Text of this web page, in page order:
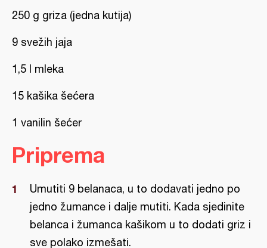
250 g griza (jedna kutija)
9 svežih jaja
1,5 l mleka
15 kašika šećera
1 vanilin šećer
Priprema
Umutiti 9 belanaca, u to dodavati jedno po
jedno žumance i dalje mutiti. Kada sjedinite
belanca i žumanca kašikom u to dodati griz i
sve polako izmešati.